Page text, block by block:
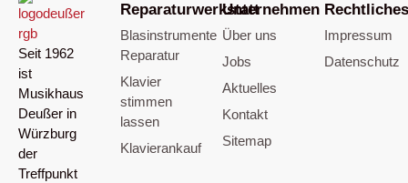
Seit 1962
ist
Musikhaus
Deußer in
Würzburg
der
Treffpunkt
Reparaturwerkstatt
Blasinstrumente
Reparatur
Klavier
stimmen
lassen
Klavierankauf
Unternehmen
Über uns
Jobs
Aktuelles
Kontakt
Sitemap
Rechtliches
Impressum
Datenschutz